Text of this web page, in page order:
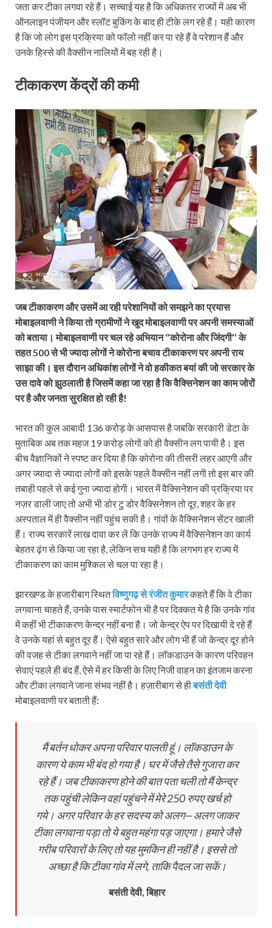
जता कर टीका लगवा रहे हैं। सच्चाई यह है कि अधिकतर राज्यों में अब भी
ऑनलाइन पंजीयन और स्लॉट बुकिंग के बाद ही टीके लग रहे हैं। यही कारण
है कि जो लोग इस प्रक्रिया को फॉलो नहीं कर पा रहे हैं वे परेशान हैं और
उनके हिस्से की वैक्सीन नालियों में बह रही है।
टीकाकरण केंद्रों की कमी
जब टीकाकरण और उसमें आ रही परेशानियों को समझने का प्रयास
मोबाइलवाणी ने किया तो ग्रामीणों ने खुद मोबाइलवाणी पर अपनी समस्‍याओं
को बताया। मोबाइलवाणी पर चल रहे अभियान ‘’कोरोना और जिंदगी’’ के
तहत 500 से भी ज्यादा लोगों ने कोरोना बचाव टीकाकरण पर अपनी राय
साझा की। इस दौरान अधिकांश लोगों ने वो हकीकत बयां की जो सरकार के
उस दावे को झुठलाती है जिसमें कहा जा रहा है कि वैक्सि‍नेशन का काम जोरों
पर है और जनता सुरक्षित हो रही है!
भारत की कुल आबादी 136 करोड़ के आसपास है जबकि सरकारी डेटा के
मुताबिक अब तक महज 19 करोड़ लोगों को ही वैक्सीन लग पायी है। इस
बीच वैज्ञानिकों ने स्पष्ट कर दिया है कि कोरोना की तीसरी लहर आएगी और
अगर ज्यादा से ज्यादा लोगों को इसके पहले वैक्सीन नहीं लगी तो इस बार की
तबाही पहले से कई गुना ज्यादा होगी। भारत में वैक्सि‍नेशन की प्रक्रिया पर
नज़र डाली जाए तो अभी भी डोर टु डोर वैक्सि‍नेशन तो दूर, शहर के हर
अस्पताल में ही वैक्सीन नहीं पहुंच सकी है। गांवों के वैक्सि‍नेशन सेंटर खाली
हैं। राज्य सरकारें लाख दावा कर लें कि उनके राज्य में वैक्सि‍नेशन का कार्य
बेहतर ढ़ंग से किया जा रहा है, लेकिन सच यही है कि लगभग हर राज्य में
टीकाकरण का काम मुश्किल से चल पा रहा है।
झारखण्ड के हजारीबाग स्थितविष्णुगढ़ से रंजीत कुमारकहते हैं कि वे टीका
लगवाना चाहते हैं, उनके पास स्मार्टफोन भी है पर दिक्कत ये है कि उनके गांव
में कहीं भी टीकाकरण केन्द्र नहीं बना है। जो केन्द्र ऐप पर दिखायी दे रहे हैं
वे उनके यहां से बहुत दूर हैं। ऐसे बहुत सारे और लोग भी हैं जो केन्द्र दूर होने
की वजह से टीका लगवाने नहीं जा पा रहे हैं। लॉकडाउन के कारण परिवहन
सेवाएं पहले ही बंद हैं, ऐसे में हर किसी के लिए निजी वाहन का इंतजाम करना
और टीका लगवाने जाना संभव नहीं है। हज़ारीबाग से हीबसंती देवी
मोबाइलवाणी पर बताती हैं:
मैं बर्तन धोकर अपना परिवार पालती हूं। लॉकडाउन के
कारण ये काम भी बंद हो गया है। घर में जैसे तैसे गुजारा कर
रहे हैं। जब टीकाकरण होने की बात पता चली तो मैं केन्द्र
तक पहुंची लेकिन वहां पहुंचने में मेरे 250 रुपए खर्च हो
गये। अगर परिवार के हर सदस्य को अलग—अलग जाकर
टीका लगवाना पड़ा तो ये बहुत महंगा पड़ जाएगा। हमारे जैसे
गरीब परिवारों के लिए तो यह मुमकिन ही नहीं है। इससे तो
अच्छा है कि टीका गांव में लगे, ताकि पैदल जा सकें।
बसंती देवी, बिहार